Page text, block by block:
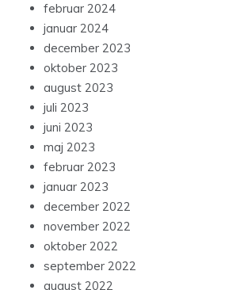
februar 2024
januar 2024
december 2023
oktober 2023
august 2023
juli 2023
juni 2023
maj 2023
februar 2023
januar 2023
december 2022
november 2022
oktober 2022
september 2022
august 2022